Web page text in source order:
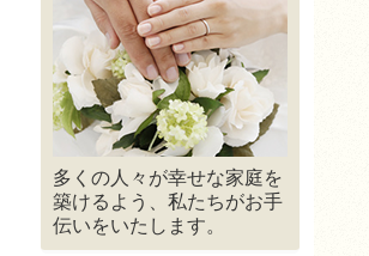
多くの人々が幸せな家庭を
築けるよう、私たちがお手
伝いをいたします。